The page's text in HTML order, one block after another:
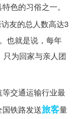
色的习俗之一。
访友的总人数高达3
也就是说，每年
为回家与亲人团
交通运输行业最
铁路发送旅客量